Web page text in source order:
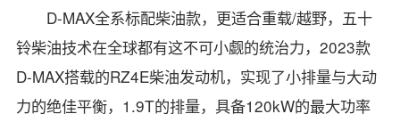
D-MAX全系标配柴油款，更适合重载/越野，五十
铃柴油技术在全球都有这不可小觑的统治力，2023款
D-MAX搭载的RZ4E柴油发动机，实现了小排量与大动
力的绝佳平衡，1.9T的排量，具备120kW的最大功率